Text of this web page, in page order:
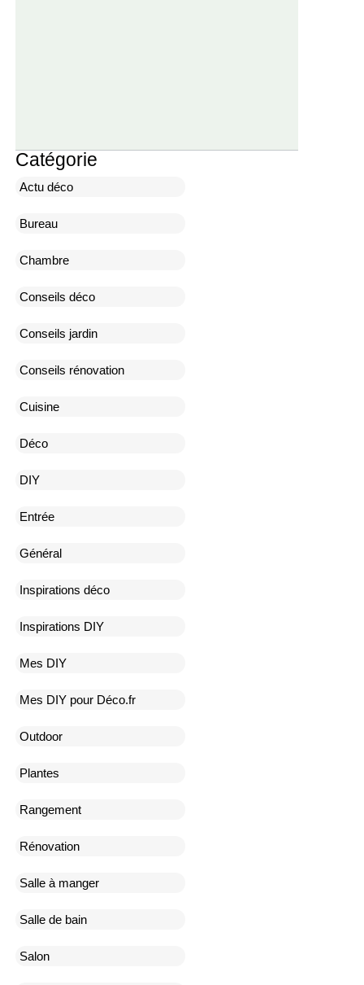
Catégorie
Actu déco
Bureau
Chambre
Conseils déco
Conseils jardin
Conseils rénovation
Cuisine
Déco
DIY
Entrée
Général
Inspirations déco
Inspirations DIY
Mes DIY
Mes DIY pour Déco.fr
Outdoor
Plantes
Rangement
Rénovation
Salle à manger
Salle de bain
Salon